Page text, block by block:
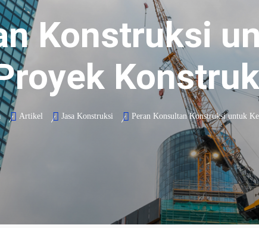
Konstruksi
Artikel Jasa Konstruksi Peran Konsultan Konstruksi untuk